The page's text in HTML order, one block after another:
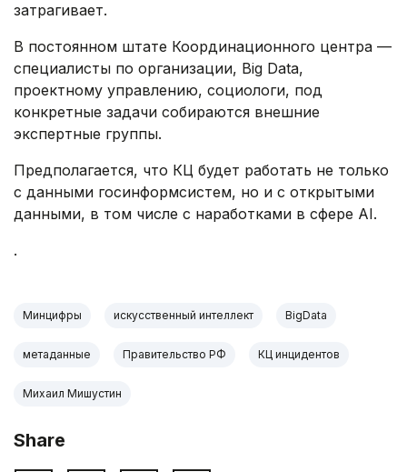
затрагивает.
В постоянном штате Координационного центра —
специалисты по организации, Big Data,
проектному управлению, социологи, под
конкретные задачи собираются внешние
экспертные группы.
Предполагается, что КЦ будет работать не только
с данными госинформсистем, но и с открытыми
данными, в том числе с наработками в сфере AI.
.
Минцифры искусственный интеллект BigData
метаданные Правительство РФ КЦ инцидентов
Михаил Мишустин
Share